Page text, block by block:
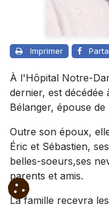
Imprimer
À l'Hôpital Notre-
dernier, est décédée
Bélanger, épouse
Outre son époux,
Éric et Sébastien,
belles-soeurs,ses
parents et amis.
La famille recevra